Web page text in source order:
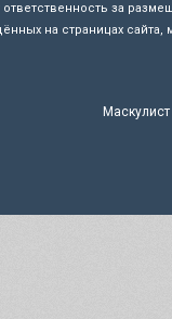
за
на страницах